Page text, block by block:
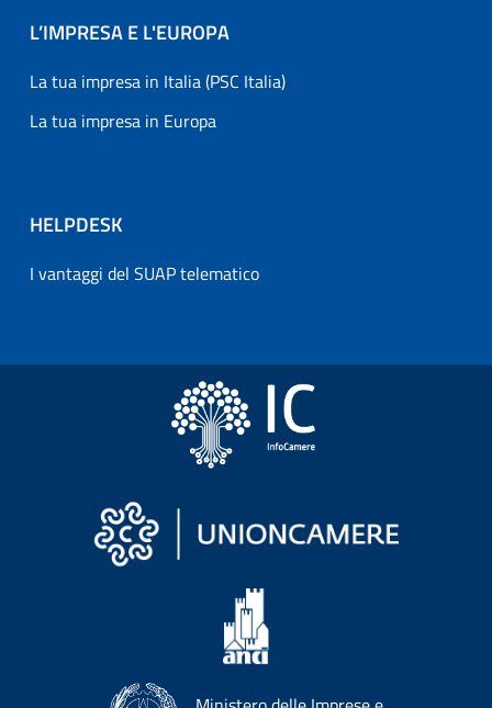
L’IMPRESA E L'EUROPA
La tua impresa in Italia (PSC Italia)
La tua impresa in Europa
HELPDESK
I vantaggi del SUAP telematico